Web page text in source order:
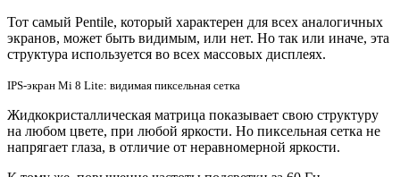
Тот самый Pentile, который характерен для всех аналогичных
экранов, может быть видимым, или нет. Но так или иначе, эта
структура используется во всех массовых дисплеях.
IPS-экран Mi 8 Lite: видимая пиксельная сетка
Жидкокристаллическая матрица показывает свою структуру
на любом цвете, при любой яркости. Но пиксельная сетка не
напрягает глаза, в отличие от неравномерной яркости.